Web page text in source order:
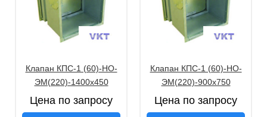
Клапан КПС-1 (60)-НО-
ЭМ(220)-1400х450
Цена по запросу
Клапан КПС-1 (60)-НО-
ЭМ(220)-900х750
Цена по запросу